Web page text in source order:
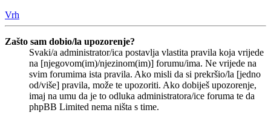
Vrh
Zašto sam dobio/la upozorenje?
Svaki/a administrator/ica postavlja vlastita pravila koja vrijede
na [njegovom(im)/njezinom(im)] forumu/ima. Ne vrijede na
svim forumima ista pravila. Ako misli da si prekršio/la [jedno
od/više] pravila, može te upozoriti. Ako dobiješ upozorenje,
imaj na umu da je to odluka administratora/ice foruma te da
phpBB Limited nema ništa s time.